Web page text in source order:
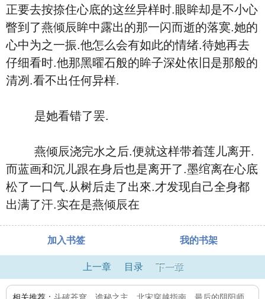
正要去按捺住心底的这丝异样时.眼眸却是不小心
瞥到了燕倾辰眸中露出的那一闪而逝的落寞.她的
心中为之一振.他怎么会有如此的情绪.待她再去
仔细看时.他那黑曜石般的眸子深处依旧是那般的
清冽.看不出任何异样.
是她看错了罢.
燕倾辰浇完水之后.便就这样带着莲儿离开.
而蓝画和沉儿跟在身后也是离开了.墨绾离在心底
松了一口气.从树后走了出來.才发现自己全身都
出满了汗.实在是燕倾辰在
加入书签 我的书架
上一章 目录 下一章